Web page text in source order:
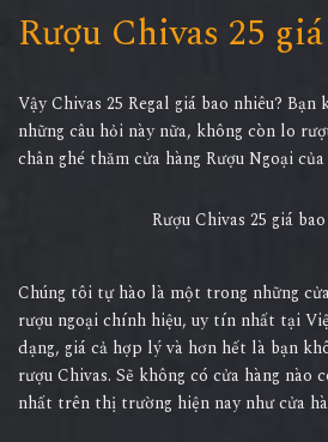
Rượu Chivas 25
Vậy Chivas 25 Regal giá bao nhiêu?
những câu hỏi này nữa, không còn lo
chân ghé thăm cửa hàng Rượu Ngoại
Rượu Chivas 25 giá
Chúng tôi tự hào là một trong những
rượu ngoại chính hiệu, uy tín nhất tại
dạng, giá cả hợp lý và hơn hết là bạn
rượu Chivas. Sẽ không có cửa hàng nào
nhất trên thị trường hiện nay như cửa